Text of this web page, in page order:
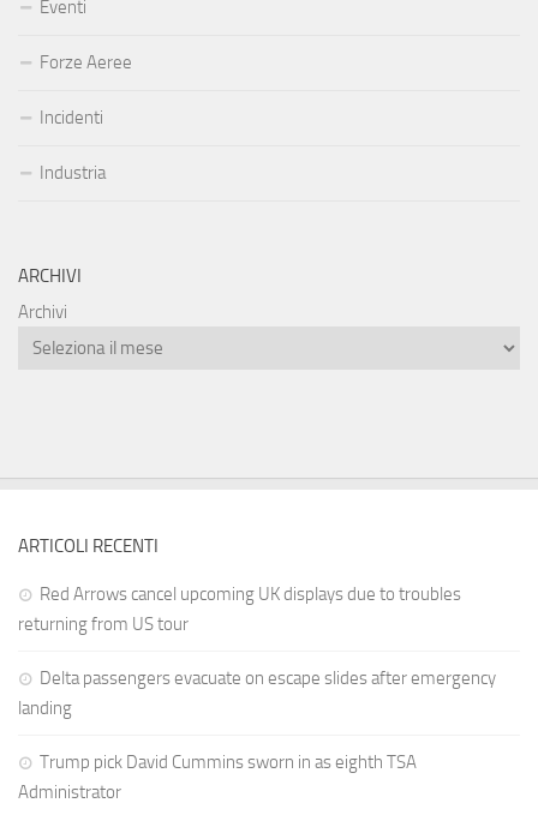
Eventi
Forze Aeree
Incidenti
Industria
ARCHIVI
Archivi
ARTICOLI RECENTI
Red Arrows cancel upcoming UK displays due to troubles
returning from US tour
Delta passengers evacuate on escape slides after emergency
landing
Trump pick David Cummins sworn in as eighth TSA
Administrator